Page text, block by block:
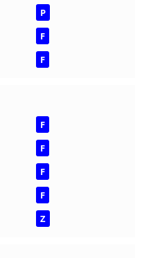
P
F
F
F
F
F
F
Z